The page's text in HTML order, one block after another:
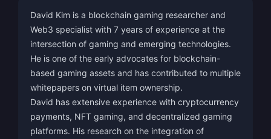
David Kim is a blockchain gaming researcher and
Web3 specialist with 7 years of experience at the
intersection of gaming and emerging technologies.
He is one of the early advocates for blockchain-
based gaming assets and has contributed to multiple
whitepapers on virtual item ownership.
David has extensive experience with cryptocurrency
payments, NFT gaming, and decentralized gaming
platforms. His research on the integration of